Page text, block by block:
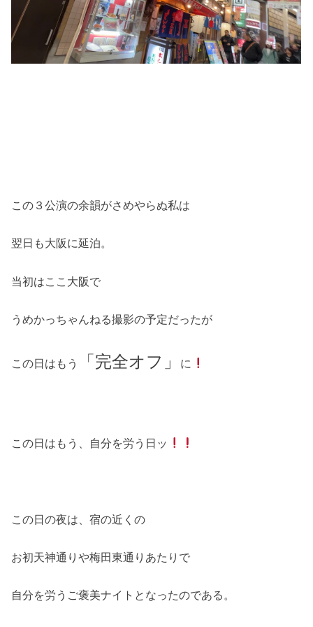
この３公演の余韻がさめやらぬ私は
翌日も大阪に延泊。
当初はここ大阪で
うめかっちゃんねる撮影の予定だったが
この日はもう 「完全オフ」 に
この日はもう、自分を労う日ッ
この日の夜は、宿の近くの
お初天神通りや梅田東通りあたりで
自分を労うご褒美ナイトとなったのである。